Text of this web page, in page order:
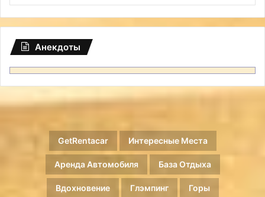
Анекдоты
GetRentacar Интересные Места
Аренда Автомобиля База Отдыха
Вдохновение Глэмпинг Горы